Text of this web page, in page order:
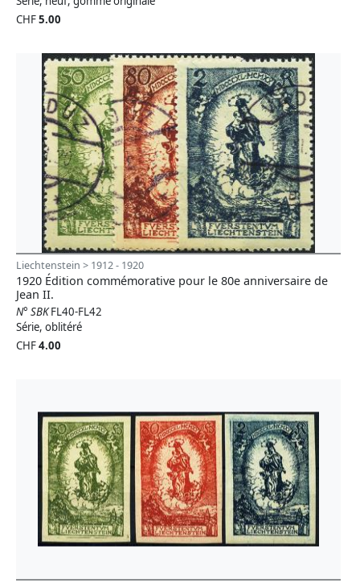
CHF5.00
Liechtenstein > 1912 - 1920
1920 Édition commémorative pour le 80e anniversaire de
Jean II.
N° SBKFL40-FL42
Série, oblitéré
CHF4.00